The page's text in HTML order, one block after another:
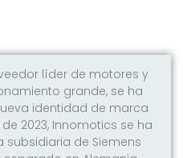
líder de motores y
grande, se ha
identidad de marca
2023, Innomotics se ha
subsidiaria de Siemens